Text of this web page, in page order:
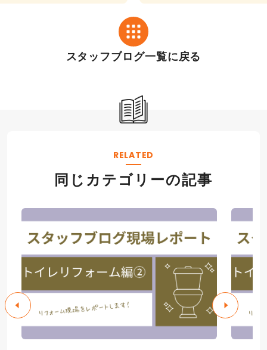
スタッフブログ一覧に戻る
RELATED
同じカテゴリーの記事